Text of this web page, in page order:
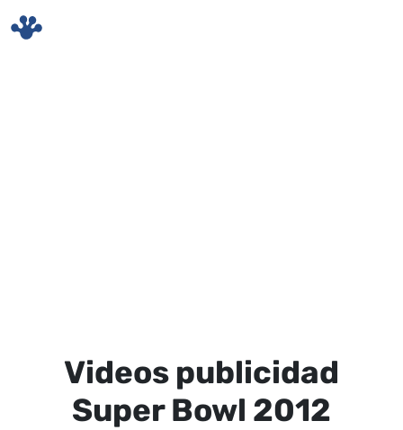
Videos publicidad
Super Bowl 2012